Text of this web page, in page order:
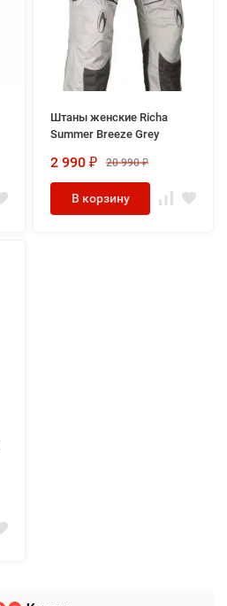
Штаны женские Richa
Summer Breeze Grey
2 990 ₽ 20 990 ₽
В корзину